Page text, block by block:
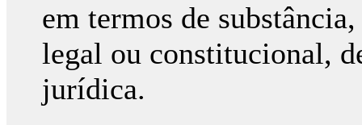
em termos de
legal ou constitucional,
jurídica.